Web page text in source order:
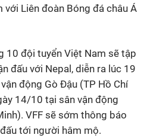
Liên đoàn Bóng đá châu Á
10 đội tuyển Việt Nam sẽ tập
đấu với Nepal, diễn ra lúc 19
động Gò Đậu (TP Hồ Chí
14/10 tại sân vận động
VFF sẽ sớm thông báo
tới người hâm mộ.